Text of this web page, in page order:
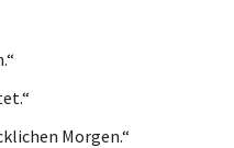
Morgen.“